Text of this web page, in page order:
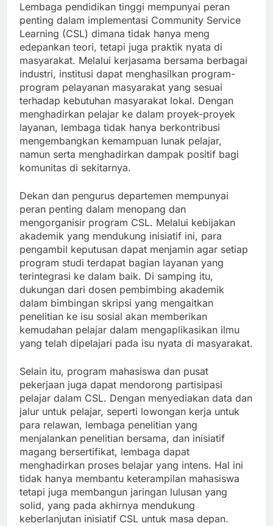
Lembaga pendidikan tinggi mempunyai peran
penting dalam implementasi Community Service
Learning (CSL) dimana tidak hanya meng
edepankan teori, tetapi juga praktik nyata di
masyarakat. Melalui kerjasama bersama berbagai
industri, institusi dapat menghasilkan program-
program pelayanan masyarakat yang sesuai
terhadap kebutuhan masyarakat lokal. Dengan
menghadirkan pelajar ke dalam proyek-proyek
layanan, lembaga tidak hanya berkontribusi
mengembangkan kemampuan lunak pelajar,
namun serta menghadirkan dampak positif bagi
komunitas di sekitarnya.
Dekan dan pengurus departemen mempunyai
peran penting dalam menopang dan
mengorganisir program CSL. Melalui kebijakan
akademik yang mendukung inisiatif ini, para
pengambil keputusan dapat menjamin agar setiap
program studi terdapat bagian layanan yang
terintegrasi ke dalam baik. Di samping itu,
dukungan dari dosen pembimbing akademik
dalam bimbingan skripsi yang mengaitkan
penelitian ke isu sosial akan memberikan
kemudahan pelajar dalam mengaplikasikan ilmu
yang telah dipelajari pada isu nyata di masyarakat.
Selain itu, program mahasiswa dan pusat
pekerjaan juga dapat mendorong partisipasi
pelajar dalam CSL. Dengan menyediakan data dan
jalur untuk pelajar, seperti lowongan kerja untuk
para relawan, lembaga penelitian yang
menjalankan penelitian bersama, dan inisiatif
magang bersertifikat, lembaga dapat
menghadirkan proses belajar yang intens. Hal ini
tidak hanya membantu keterampilan mahasiswa
tetapi juga membangun jaringan lulusan yang
solid, yang pada akhirnya mendukung
keberlanjutan inisiatif CSL untuk masa depan.